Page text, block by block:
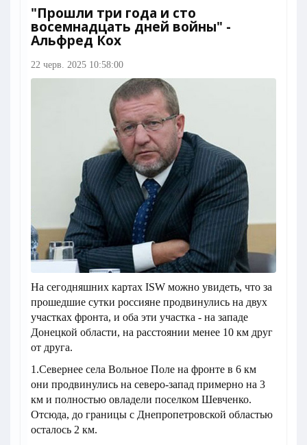
"Прошли три года и сто
восемнадцать дней войны" -
Альфред Кох
22 черв. 2025 10:58:00
На сегодняшних картах ISW можно увидеть, что за
прошедшие сутки россияне продвинулись на двух
участках фронта, и оба эти участка - на западе
Донецкой области, на расстоянии менее 10 км друг
от друга.
1.Севернее села Вольное Поле на фронте в 6 км
они продвинулись на северо-запад примерно на 3
км и полностью овладели поселком Шевченко.
Отсюда, до границы с Днепропетровской областью
осталось 2 км.